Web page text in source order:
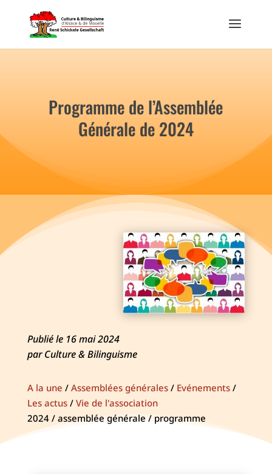
Programme de l’Assemblée
Générale de 2024
Publié le 16 mai 2024
par Culture & Bilinguisme
A la une / Assemblées générales/ Evénements/
Les actus/ Vie de l'association
2024 / assemblée générale / programme